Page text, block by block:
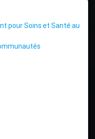
pour Soins et Santé au